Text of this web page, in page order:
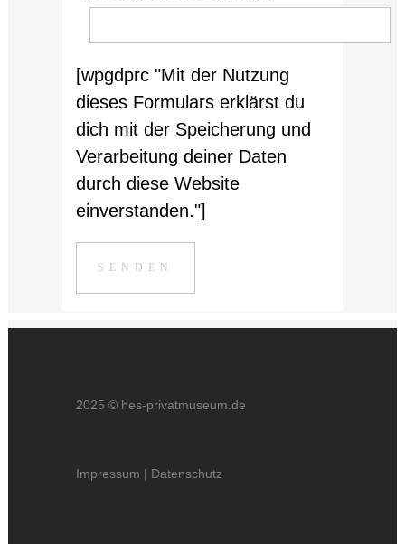
[wpgdprc "Mit der Nutzung
dieses Formulars erklärst du
dich mit der Speicherung und
Verarbeitung deiner Daten
durch diese Website
einverstanden."]
2025 © hes-privatmuseum.de
Impressum | Datenschutz